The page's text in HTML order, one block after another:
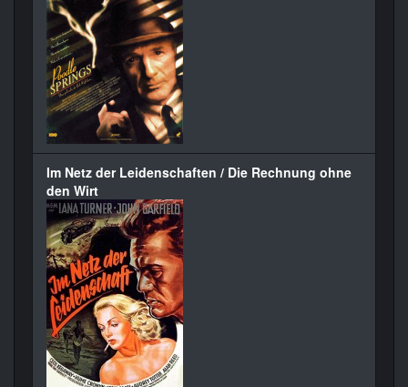
Im Netz der Leidenschaften / Die Rechnung ohne
den Wirt